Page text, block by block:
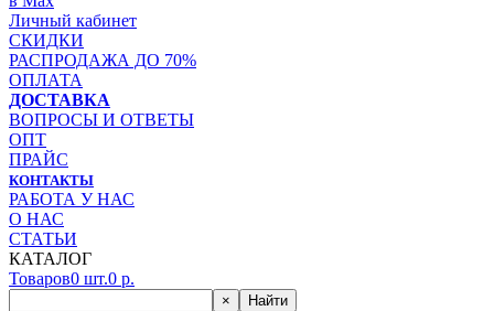
Личный кабинет
СКИДКИ
РАСПРОДАЖА ДО 70%
ОПЛАТА
ДОСТАВКА
ВОПРОСЫ И ОТВЕТЫ
ОПТ
ПРАЙС
КОНТАКТЫ
РАБОТА У НАС
О НАС
СТАТЬИ
КАТАЛОГ
Товаров0 шт.0 р.
× Найти